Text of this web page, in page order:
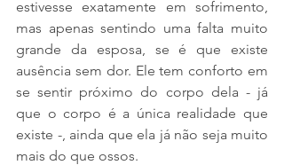
estivesse exatamente em sofrimento,
mas apenas sentindo uma falta muito
grande da esposa, se é que existe
ausência sem dor. Ele tem conforto em
se sentir próximo do corpo dela - já
que o corpo é a única realidade que
existe -, ainda que ela já não seja muito
mais do que ossos.